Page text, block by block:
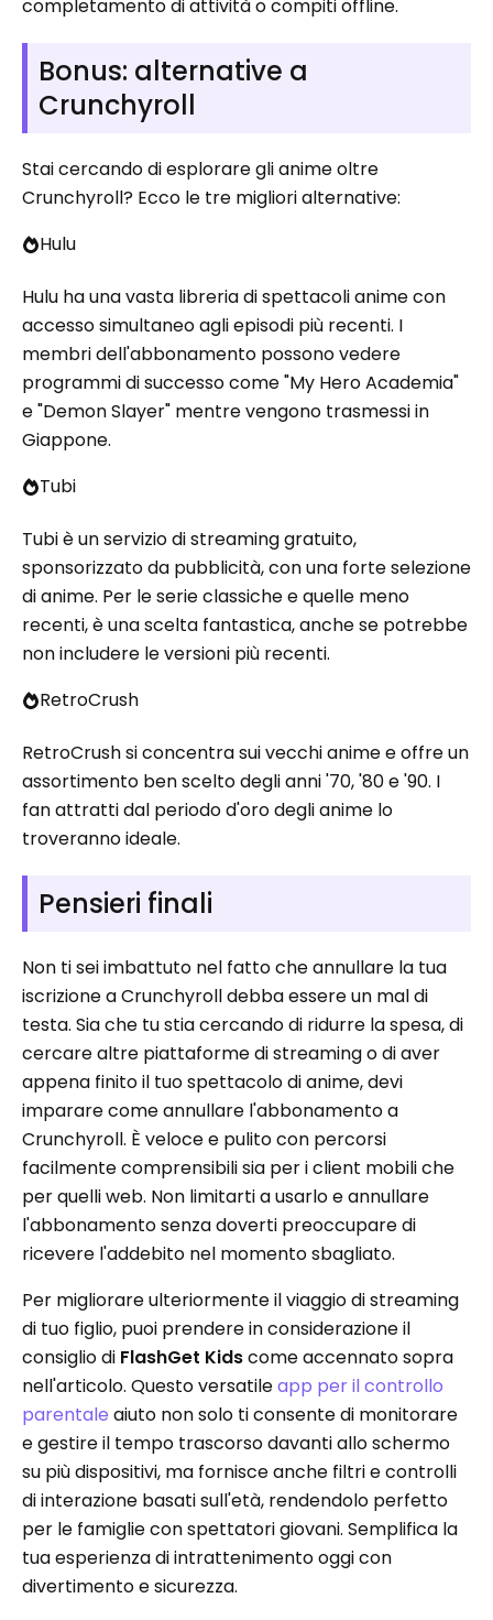
completamento di attività o compiti offline.
Bonus: alternative a
Crunchyroll
Stai cercando di esplorare gli anime oltre
Crunchyroll? Ecco le tre migliori alternative:
Hulu
Hulu ha una vasta libreria di spettacoli anime con
accesso simultaneo agli episodi più recenti. I
membri dell'abbonamento possono vedere
programmi di successo come "My Hero Academia"
e "Demon Slayer" mentre vengono trasmessi in
Giappone.
Tubi
Tubi è un servizio di streaming gratuito,
sponsorizzato da pubblicità, con una forte selezione
di anime. Per le serie classiche e quelle meno
recenti, è una scelta fantastica, anche se potrebbe
non includere le versioni più recenti.
RetroCrush
RetroCrush si concentra sui vecchi anime e offre un
assortimento ben scelto degli anni '70, '80 e '90. I
fan attratti dal periodo d'oro degli anime lo
troveranno ideale.
Pensieri finali
Non ti sei imbattuto nel fatto che annullare la tua
iscrizione a Crunchyroll debba essere un mal di
testa. Sia che tu stia cercando di ridurre la spesa, di
cercare altre piattaforme di streaming o di aver
appena finito il tuo spettacolo di anime, devi
imparare come annullare l'abbonamento a
Crunchyroll. È veloce e pulito con percorsi
facilmente comprensibili sia per i client mobili che
per quelli web. Non limitarti a usarlo e annullare
l'abbonamento senza doverti preoccupare di
ricevere l'addebito nel momento sbagliato.
Per migliorare ulteriormente il viaggio di streaming
di tuo figlio, puoi prendere in considerazione il
consiglio di FlashGet Kidscome accennato sopra
nell'articolo. Questo versatileapp per il controllo
parentale aiuto non solo ti consente di monitorare
e gestire il tempo trascorso davanti allo schermo
su più dispositivi, ma fornisce anche filtri e controlli
di interazione basati sull'età, rendendolo perfetto
per le famiglie con spettatori giovani. Semplifica la
tua esperienza di intrattenimento oggi con
divertimento e sicurezza.